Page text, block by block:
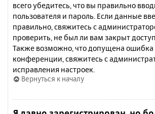
всего убедитесь, что вы правильно
пользователя и пароль. Если данные
правильно, свяжитесь с
проверить, не был ли вам закрыт
Также возможно, что допущена
конференции, свяжитесь с
исправления настроек.
Вернуться к началу